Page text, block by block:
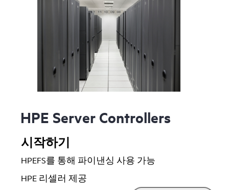
HPE Server Controllers
시작하기
HPEFS를 통해 파이낸싱 사용 가능
HPE 리셀러 제공